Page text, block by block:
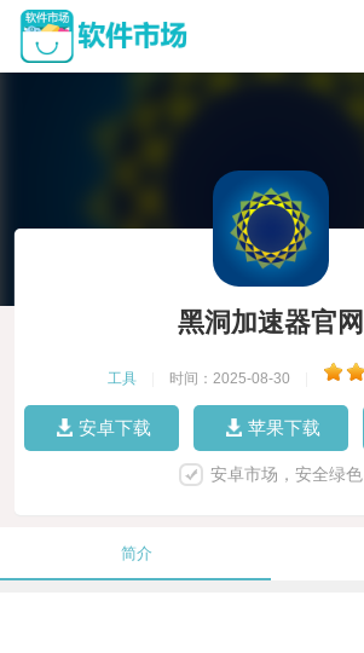
黑洞加速器官网
工具 时间：2025-08-30
安卓下载 苹果下载
安卓市场，安全绿色
简介